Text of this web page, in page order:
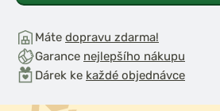
Máte dopravu zdarma!
Garance nejlepšího nákupu
Dárek ke každé objednávce